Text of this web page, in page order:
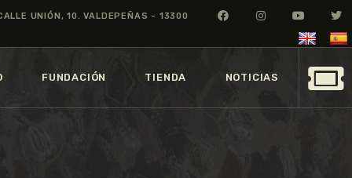
UNIÓN, 10. VALDEPEÑAS - 13300
FUNDACIÓN TIENDA NOTICIAS